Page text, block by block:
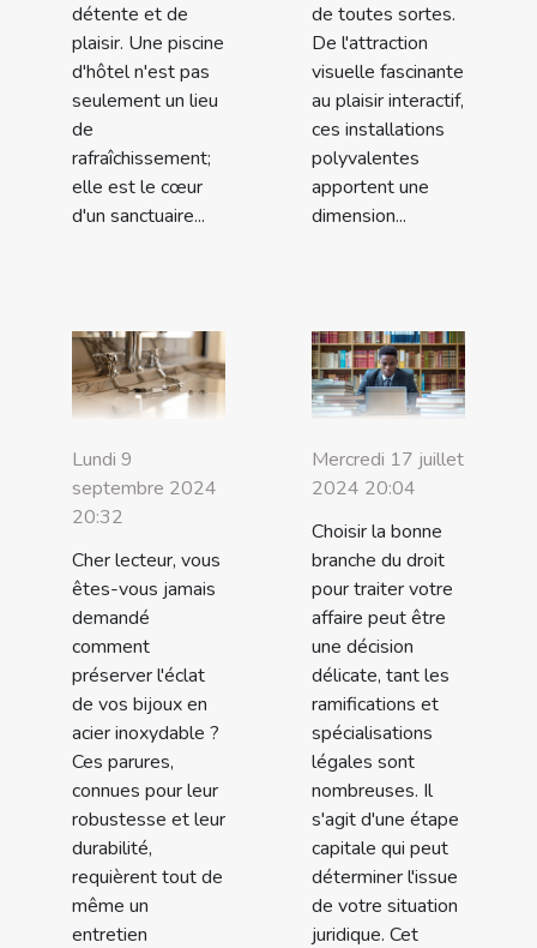
détente et de
plaisir. Une piscine
d'hôtel n'est pas
seulement un lieu
de
rafraîchissement;
elle est le cœur
d'un sanctuaire...
de toutes sortes.
De l'attraction
visuelle fascinante
au plaisir interactif,
ces installations
polyvalentes
apportent une
dimension...
Lundi 9
septembre 2024
20:32
Cher lecteur, vous
êtes-vous jamais
demandé
comment
préserver l'éclat
de vos bijoux en
acier inoxydable ?
Ces parures,
connues pour leur
robustesse et leur
durabilité,
requièrent tout de
même un
entretien
Mercredi 17 juillet
2024 20:04
Choisir la bonne
branche du droit
pour traiter votre
affaire peut être
une décision
délicate, tant les
ramifications et
spécialisations
légales sont
nombreuses. Il
s'agit d'une étape
capitale qui peut
déterminer l'issue
de votre situation
juridique. Cet